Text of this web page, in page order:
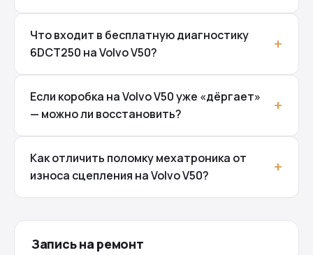
Что входит в бесплатную диагностику
6DCT250 на Volvo V50?
Если коробка на Volvo V50 уже «дёргает»
— можно ли восстановить?
Как отличить поломку мехатроника от
износа сцепления на Volvo V50?
Запись на ремонт